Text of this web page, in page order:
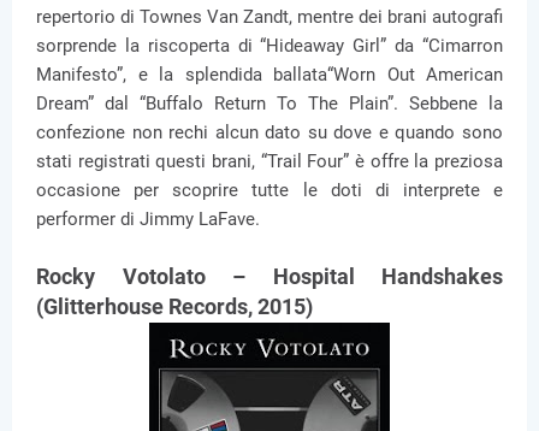
repertorio di Townes Van Zandt, mentre dei brani autografi
sorprende la riscoperta di “Hideaway Girl” da “Cimarron
Manifesto”, e la splendida ballata“Worn Out American
Dream” dal “Buffalo Return To The Plain”. Sebbene la
confezione non rechi alcun dato su dove e quando sono
stati registrati questi brani, “Trail Four” è offre la preziosa
occasione per scoprire tutte le doti di interprete e
performer di Jimmy LaFave.
Rocky Votolato – Hospital Handshakes
(Glitterhouse Records, 2015)